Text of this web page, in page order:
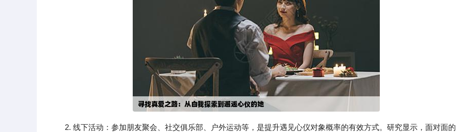
2. 线下活动：参加朋友聚会、社交俱乐部、户外运动等，是提升遇见心仪对象概率的有效方式。研究显示，面对面的